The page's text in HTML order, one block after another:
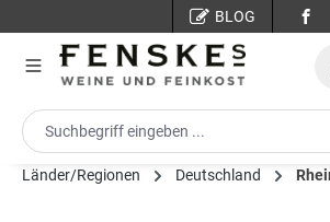
BLOG
Länder/Regionen Deutschland